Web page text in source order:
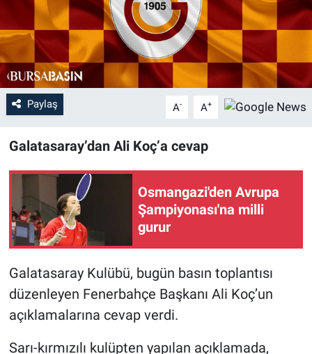
Paylaş A- A+
Galatasaray’dan Ali Koç’a cevap
Osmangazi'den Avrupa
Şampiyonası'na milli
gurur
Galatasaray Kulübü, bugün basın toplantısı
düzenleyen Fenerbahçe Başkanı Ali Koç’un
açıklamalarına cevap verdi.
Sarı-kırmızılı kulüpten yapılan açıklamada,
Eğitim
Ekonomi
Dünya
Magazin
Siyaset
Yaşam
Spor
Nöbetçi Eczaneler